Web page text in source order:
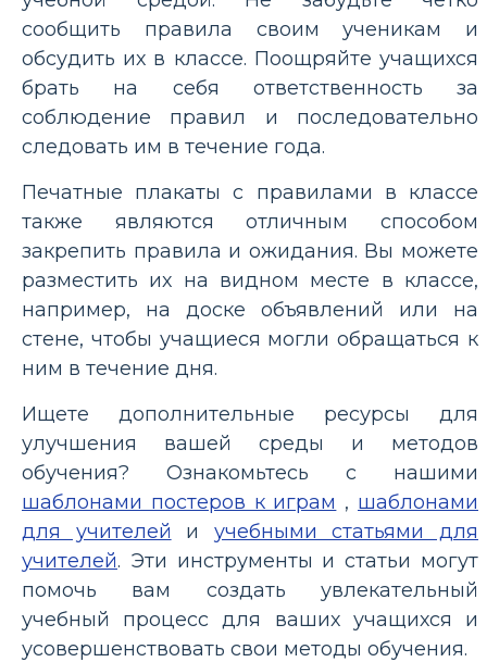
сообщить правила своим ученикам и
обсудить их в классе. Поощряйте учащихся
брать на себя ответственность за
соблюдение правил и последовательно
следовать им в течение года.
Печатные плакаты с правилами в классе
также являются отличным способом
закрепить правила и ожидания. Вы можете
разместить их на видном месте в классе,
например, на доске объявлений или на
стене, чтобы учащиеся могли обращаться к
ним в течение дня.
Ищете дополнительные ресурсы для
улучшения вашей среды и методов
обучения? Ознакомьтесь с нашими
шаблонами постеров к играм , шаблонами
для учителей и учебными статьями для
учителей. Эти инструменты и статьи могут
помочь вам создать увлекательный
учебный процесс для ваших учащихся и
усовершенствовать свои методы обучения.